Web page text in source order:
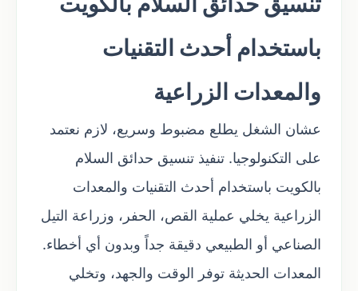
باستخدام أحدث التقنيات
والمعدات الزراعية
عشان الشغل يطلع مضبوط وسريع، لازم نعتمد
على التكنولوجيا. تنفيذ تنسيق حدائق السلام
بالكويت باستخدام أحدث التقنيات والمعدات
الزراعية يخلي عملية القص، الحفر، وزراعة التيل
الصناعي أو الطبيعي دقيقة جداً وبدون أي أخطاء.
المعدات الحديثة توفر الوقت والجهد، وتخلي